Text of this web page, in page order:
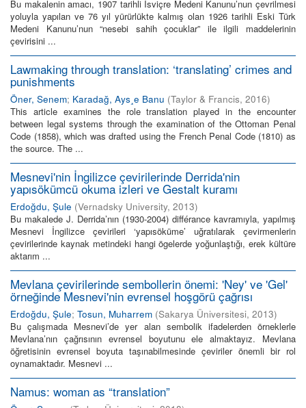
Bu makalenin amacı, 1907 tarihli İsviçre Medeni Kanunu’nun çevrilmesi
yoluyla yapılan ve 76 yıl yürürlükte kalmış olan 1926 tarihli Eski Türk
Medeni Kanunu’nun “nesebi sahih çocuklar” ile ilgili maddelerinin
çevirisini ...
Lawmaking through translation: ‘translating’ crimes and
punishments
Öner, Senem; Karadağ, Ays¸e Banu (Taylor & Francis, 2016)
This article examines the role translation played in the encounter
between legal systems through the examination of the Ottoman Penal
Code (1858), which was drafted using the French Penal Code (1810) as
the source. The ...
Mesnevi'nin İngilizce çevirilerinde Derrida'nin
yapısökümcü okuma izleri ve Gestalt kuramı
Erdoğdu, Şule (Vernadsky University, 2013)
Bu makalede J. Derrida’nın (1930-2004) différance kavramıyla, yapılmış
Mesnevi İngilizce çevirileri ‘yapısöküme’ uğratılarak çevirmenlerin
çevirilerinde kaynak metindeki hangi ögelerde yoğunlaştığı, erek kültüre
aktarım ...
Mevlana çevirilerinde sembollerin önemi: 'Ney' ve 'Gel'
örneğinde Mesnevi'nin evrensel hoşgörü çağrısı
Erdoğdu, Şule; Tosun, Muharrem (Sakarya Üniversitesi, 2013)
Bu çalışmada Mesnevi’de yer alan sembolik ifadelerden örneklerle
Mevlana’nın çağrısının evrensel boyutunu ele almaktayız. Mevlana
öğretisinin evrensel boyuta taşınabilmesinde çeviriler önemli bir rol
oynamaktadır. Mesnevi ...
Namus: woman as “translation”